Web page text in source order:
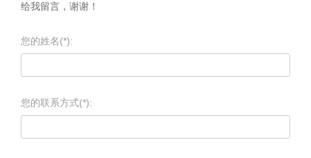
给我留言，谢谢！
您的姓名(*):
您的联系方式(*):